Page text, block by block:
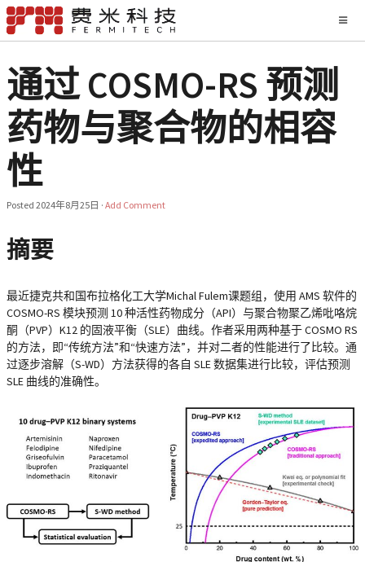
通过 COSMO-RS 预测
药物与聚合物的相容
性
Posted 2024年8月25日 · Add Comment
摘要
最近捷克共和国布拉格化工大学Michal Fulem课题组，使用 AMS 软件的
COSMO-RS 模块预测 10 种活性药物成分（API）与聚合物聚乙烯吡咯烷
酮（PVP）K12 的固液平衡（SLE）曲线。作者采用两种基于 COSMO RS
的方法，即“传统方法”和“快速方法”，并对二者的性能进行了比较。通
过逐步溶解（S-WD）方法获得的各自 SLE 数据集进行比较，评估预测
SLE 曲线的准确性。